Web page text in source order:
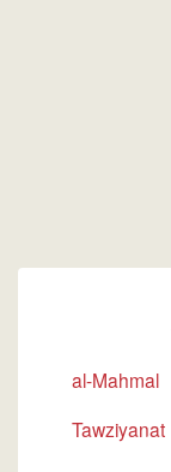
al-Mahmal
Tawziyanat